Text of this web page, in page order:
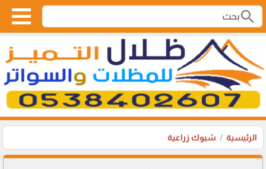
search
الرئيسية شبوك زراعية